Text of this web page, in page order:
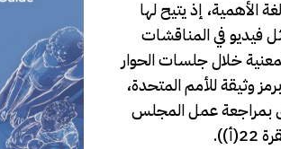
الأهمية، إذ يتيح لها
فيديو في المناقشات
خلال جلسات الحوار
وثيقة للأمم المتحدة،
المجلس. ووفقاً للفقرة 28 من قرار مجلس حقوق الإنسان رقم 16/21 المتعلق بمراجعة عمل المجلس